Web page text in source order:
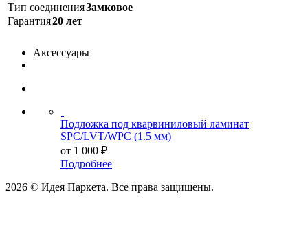
Тип соединенияЗамковое
Гарантия20 лет
Аксессуары
Подложка под кварвиниловый ламинат
SPC/LVT/WPC (1.5 мм)
от 1 000 ₽
Подробнее
2026 © Идея Паркета. Все права защишены.